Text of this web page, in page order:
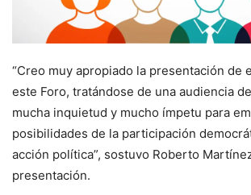
“Creo muy apropiado la presentación de
este Foro, tratándose de una audiencia
mucha inquietud y mucho ímpetu para
posibilidades de la participación
acción política”, sostuvo Roberto
presentación.